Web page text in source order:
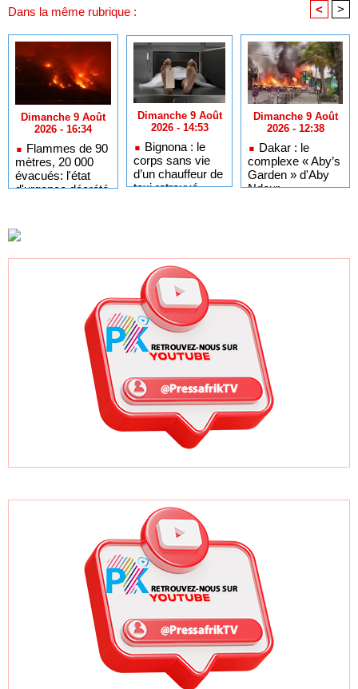
Dans la même rubrique : < >
Dimanche 9 Août
2026 - 16:34
Flammes de 90
mètres, 20 000
évacués: l'état
d'urgence décrété
par un mégafeu
Dimanche 9 Août
2026 - 14:53
Bignona : le
corps sans vie
d’un chauffeur de
taxi retrouvé
Dimanche 9 Août
2026 - 12:38
Dakar : le
complexe « Aby’s
Garden » d'Aby
Ndour